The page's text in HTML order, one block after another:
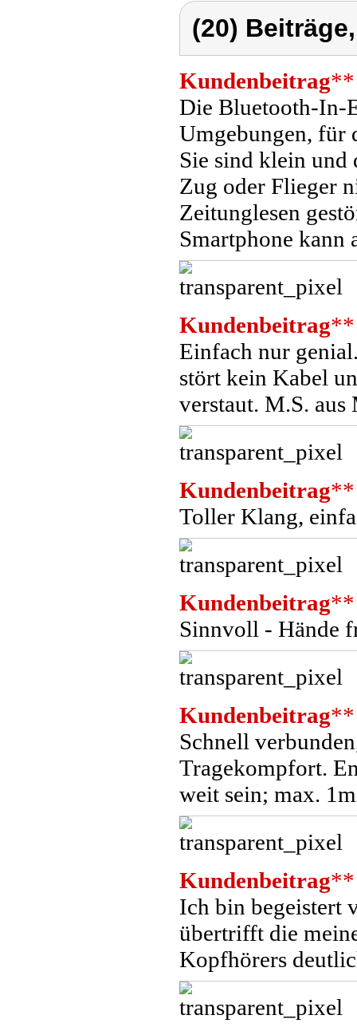
(20)
Kundenbeitrag**
Die Bluetooth-In-
Umgebungen, für
Sie sind klein und
Zug oder Flieger
Zeitunglesen
Smartphone kann
Kundenbeitrag**
Einfach nur
stört kein Kabel
verstaut. M.S. aus
Kundenbeitrag**
Toller Klang,
Kundenbeitrag**
Sinnvoll - Hände
Kundenbeitrag**
Schnell
Tragekompfort.
weit sein; max.
Kundenbeitrag**
Ich bin begeistert
übertrifft die
Kopfhörers